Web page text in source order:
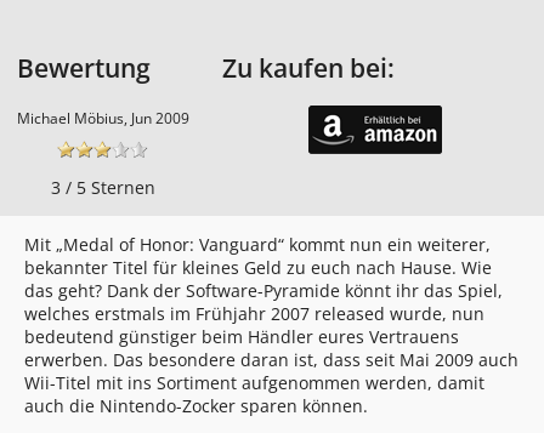
Bewertung
Michael Möbius, Jun 2009
3 / 5 Sternen
Zu kaufen bei:
Mit „Medal of Honor: Vanguard“ kommt nun ein weiterer,
bekannter Titel für kleines Geld zu euch nach Hause. Wie
das geht? Dank der Software-Pyramide könnt ihr das Spiel,
welches erstmals im Frühjahr 2007 released wurde, nun
bedeutend günstiger beim Händler eures Vertrauens
erwerben. Das besondere daran ist, dass seit Mai 2009 auch
Wii-Titel mit ins Sortiment aufgenommen werden, damit
auch die Nintendo-Zocker sparen können.